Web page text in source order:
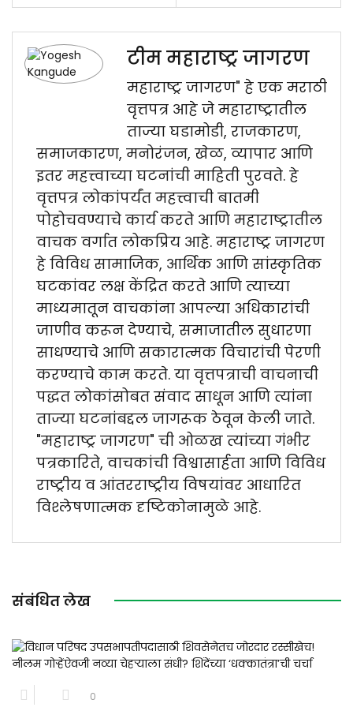
टीम महाराष्ट्र जागरण
महाराष्ट्र जागरण" हे एक मराठी
वृत्तपत्र आहे जे महाराष्ट्रातील
ताज्या घडामोडी, राजकारण,
समाजकारण, मनोरंजन, खेळ, व्यापार आणि
इतर महत्त्वाच्या घटनांची माहिती पुरवते. हे
वृत्तपत्र लोकांपर्यंत महत्त्वाची बातमी
पोहोचवण्याचे कार्य करते आणि महाराष्ट्रातील
वाचक वर्गात लोकप्रिय आहे. महाराष्ट्र जागरण
हे विविध सामाजिक, आर्थिक आणि सांस्कृतिक
घटकांवर लक्ष केंद्रित करते आणि त्याच्या
माध्यमातून वाचकांना आपल्या अधिकारांची
जाणीव करून देण्याचे, समाजातील सुधारणा
साधण्याचे आणि सकारात्मक विचारांची पेरणी
करण्याचे काम करते. या वृत्तपत्राची वाचनाची
पद्धत लोकांसोबत संवाद साधून आणि त्यांना
ताज्या घटनांबद्दल जागरूक ठेवून केली जाते.
"महाराष्ट्र जागरण" ची ओळख त्यांच्या गंभीर
पत्रकारिते, वाचकांची विश्वासार्हता आणि विविध
राष्ट्रीय व आंतरराष्ट्रीय विषयांवर आधारित
विश्लेषणात्मक दृष्टिकोनामुळे आहे.
संबंधित लेख
0